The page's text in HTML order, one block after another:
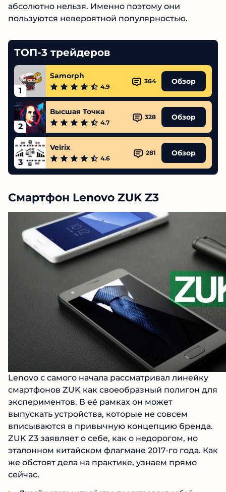
абсолютно нельзя. Именно поэтому они
пользуются невероятной популярностью.
ТОП-3 трейдеров
1
Samorph
4.9
364 Обзор
2
Высшая Точка
4.7
328 Обзор
3
Velrix
4.6
281 Обзор
Смартфон Lenovo ZUK Z3
Lenovo с самого начала рассматривал линейку
смартфонов ZUK как своеобразный полигон для
экспериментов. В её рамках он может
выпускать устройства, которые не совсем
вписываются в привычную концепцию бренда.
ZUK Z3 заявляет о себе, как о недорогом, но
эталонном китайском флагмане 2017-го года. Как
же обстоят дела на практике, узнаем прямо
сейчас.